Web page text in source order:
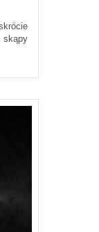
skąpy